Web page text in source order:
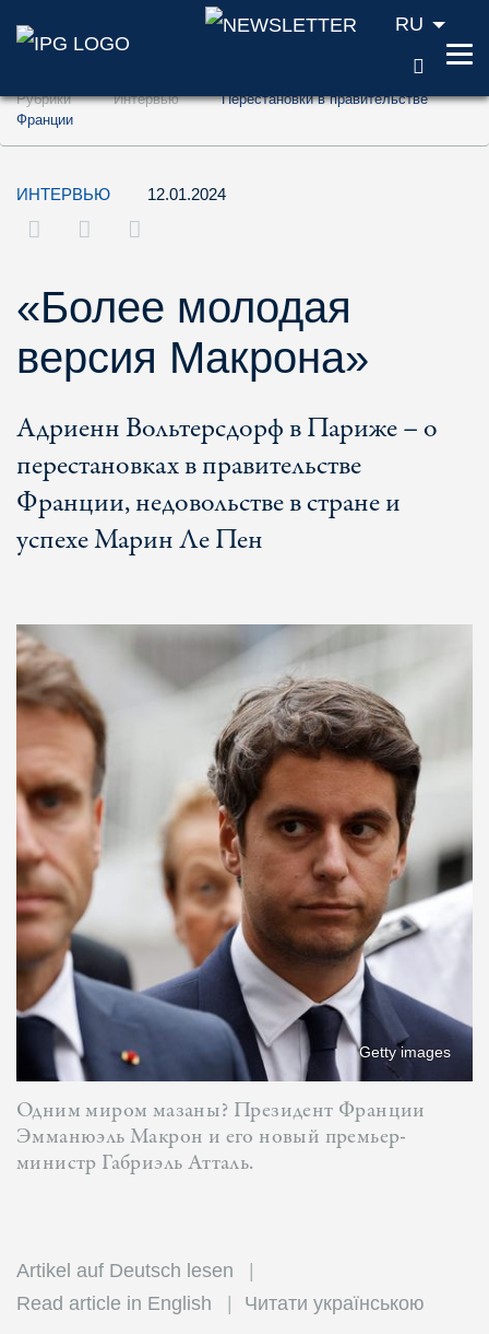
Перейти к содержанию (ключ доступа
Перейти к поиску (ключ доступа '2')
RU
Рубрики Интервью
Перестановки в правительстве
Франции
ИНТЕРВЬЮ 12.01.2024
«Более молодая
версия Макрона»
Адриенн Вольтерсдорф в Париже – о
перестановках в правительстве
Франции, недовольстве в стране и
успехе Марин Ле Пен
Getty images
Одним миром мазаны? Президент Франции
Эмманюэль Макрон и его новый премьер-
министр Габриэль Атталь.
Artikel auf Deutsch lesen
Read article in English
Читати українською